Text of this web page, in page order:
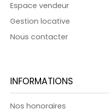
Espace vendeur
Gestion locative
Nous contacter
INFORMATIONS
Nos honoraires